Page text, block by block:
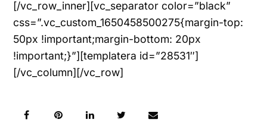
[/vc_row_inner][vc_separator color=”black”
css=”.vc_custom_1650458500275{margin-top:
50px !important;margin-bottom: 20px
!important;}”][templatera id=”28531″]
[/vc_column][/vc_row]